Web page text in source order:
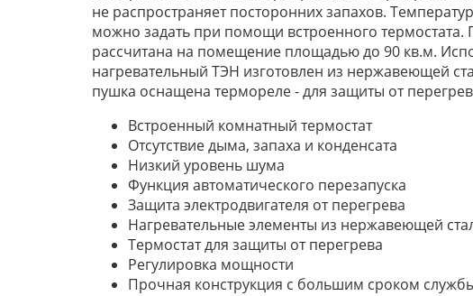
не распространяет посторонних запахов.
можно задать при помощи встроенного термостата.
рассчитана на помещение площадью до 90 кв.м.
нагревательный ТЭН изготовлен из нержавеющей
пушка оснащена термореле - для защиты от
Встроенный комнатный термостат
Отсутствие дыма, запаха и конденсата
Низкий уровень шума
Функция автоматического перезапуска
Защита электродвигателя от перегрева
Нагревательные элементы из нержавеющей
Термостат для защиты от перегрева
Регулировка мощности
Прочная конструкция с большим сроком